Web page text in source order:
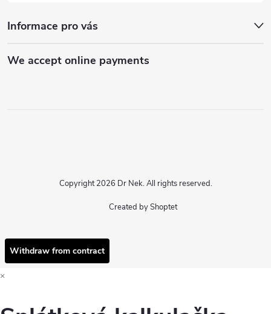
Informace pro vás
We accept online payments
Created by Shoptet
Copyright 2026 Dr Nek. All rights reserved.
Withdraw from contract
×